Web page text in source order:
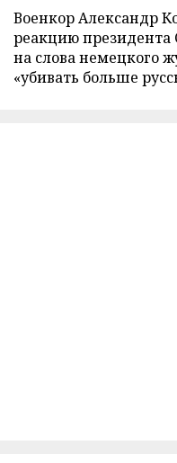
Военкор Александр
реакцию президента
на слова немецкого
«убивать больше